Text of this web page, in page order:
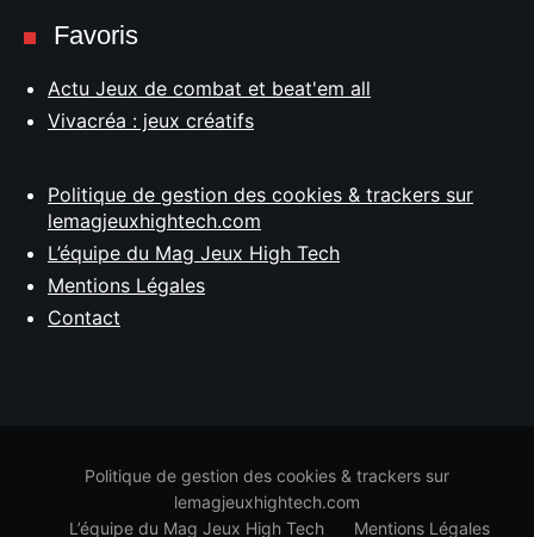
Favoris
Actu Jeux de combat et beat'em all
Vivacréa : jeux créatifs
Politique de gestion des cookies & trackers sur
lemagjeuxhightech.com
L’équipe du Mag Jeux High Tech
Mentions Légales
Contact
Politique de gestion des cookies & trackers sur
lemagjeuxhightech.com
L’équipe du Mag Jeux High Tech
Mentions Légales